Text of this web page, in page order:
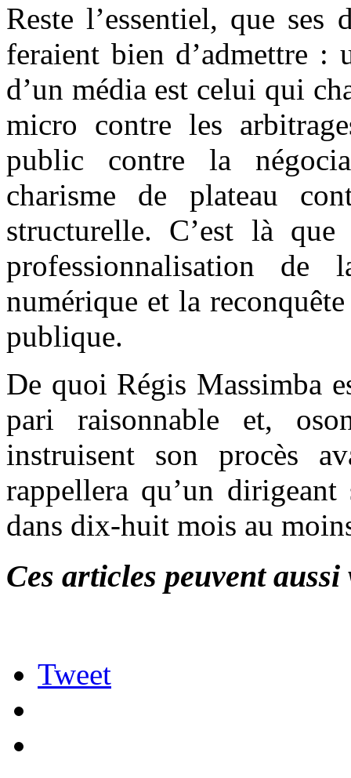
Reste l’essentiel, que ses
feraient bien d’admettre :
d’un média est celui qui
micro contre les
public contre la
charisme de plateau
structurelle. C’est là
professionnalisation de
numérique et la
publique.
De quoi Régis Massimba
pari raisonnable et,
instruisent son procès
rappellera qu’un
dans dix-huit mois au
Ces articles peuvent
Tweet